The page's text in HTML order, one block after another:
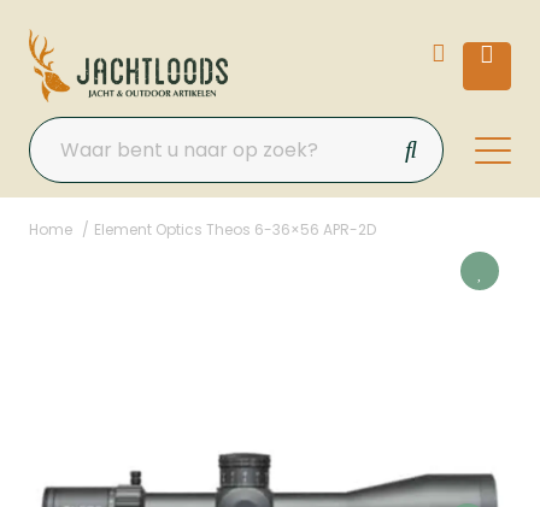
Home Element Optics Theos 6-36×56 APR-2D